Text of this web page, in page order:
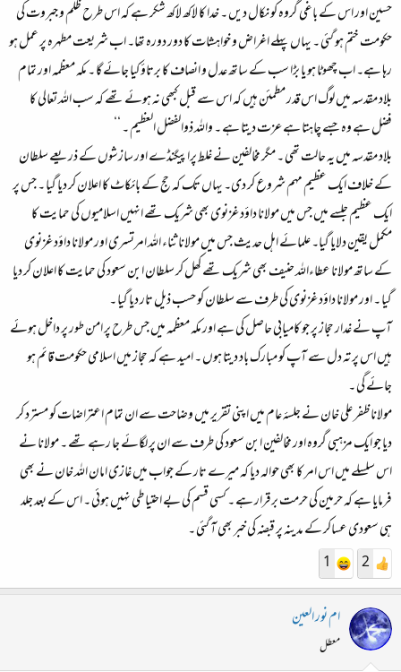
حسین اور اس کے باغی گروہ کو نکال دیں ۔ خدا کا لاکھ لاکھ شکر ہے کہ اس طرح ظلم و جبروت کی
حکومت ختم ہو گئی ۔ یہاں پہلے اغراض و خواہشات کا دور دورہ تھا۔ اب شریعت مطہرہ پر عمل ہو
رہا ہے۔ اب چھوٹا ہو یا بڑا سب کے ساتھ عدل و انصاف کا برتاؤ کیا جائے گا ۔ مکہ معظمہ اور تمام
بلاد مقدسہ میں لوگ اس قدر مطمئن ہیں کہ اس سے قبل کبھی نہ ہوئے تھے کہ سب اللہ تعالی کا
فضل ہے وہ جسے چاہتا ہے عزت دیتا ہے ۔ واللہ ذوالفضل العظیم ۔ ‘‘
بلاد مقدسہ میں یہ حالت تھی ۔ مگر مخالفین نے غلط پراپیگنڈے اور سازشوں کے ذریعے سلطان
کے خلاف ایک عظیم مہم شروع کر دی۔ یہاں تک کہ حج کے بائکاٹ کا اعلان کر دیا گیا ۔ جس پر
ایک عظیم جلسے میں جس میں مولانا داؤد غزنوی بھی شریک تھے انہیں اسلامیوں کی حمایت کا
مکمل یقین دلایا گیا۔ علمائے اہل حدیث جس میں مولانا ثناء اللہ امرتسری اور مولانا داؤد غزنوی
کے ساتھ مولانا عطاءاللہ حنیف بھی شریک تھے کھل کر سلطان ابن سعود کی حمایت کا اعلان کر دیا
گیا ۔ اور مولانا داؤد غزنوی کی طرف سے سلطان کو حسب ذیل تار دیا گیا ۔
آپ نے غدار حجاز پر جو کامیابی حاصل کی ہے اور مکہ معظمہ میں جس طرح پر امن طور پر داخل ہوئے
ہیں اس پر تہ دل سے آپ کو مبارک باد دیتا ہوں ۔ امید ہے کہ حجاز میں اسلامی حکومت قائم ہو
جائے گی ۔
مولانا ظفر علی خان نے جلسۂ عام میں اپنی تقریر میں وضاحت سے ان تمام اعتراضات کو مسترد کر
دیا جو ایک مزہبی گروہ اور مخالفین ابن سعود کی طرف سے ان پر لگائے جا رہے تھے ۔ مولانا نے
اس سلسلے میں اس امر کا بھی حوالہ دیا کہ میرے تار کے جواب میں غازی امان اللہ خان نے بھی
فرمایا ہے کہ حرمین کی حرمت برقرار ہے ۔ کسی قسم کی بے احتیاطی نہیں ہوئی ۔ اس کے بعد جلد
ہی سعودی عساکر کے مدینہ پر قبضہ کی خبر بھی آ گئی ۔
2
1
ام نور العين
معطل